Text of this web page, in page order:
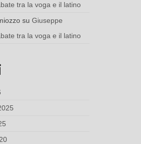
tra la voga e il latino
su Giuseppe
tra la voga e il latino